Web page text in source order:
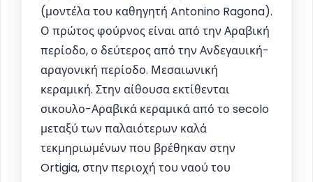
(μοντέλα του καθηγητή Antonino Ragona).
Ο πρώτος φούρνος είναι από την Αραβική
περίοδο, ο δεύτερος από την Ανδεγαυική-
αραγονική περίοδο. Μεσαιωνική
κεραμική. Στην αίθουσα εκτίθενται
σικουλο-Αραβικά κεραμικά από το secolo
μεταξύ των παλαιότερων καλά
τεκμηριωμένων που βρέθηκαν στην
Ortigia, στην περιοχή του ναού του